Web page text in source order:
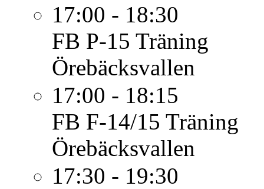
17:00 - 18:30
FB P-15 Träning
Örebäcksvallen
17:00 - 18:15
FB F-14/15 Träning
Örebäcksvallen
17:30 - 19:30